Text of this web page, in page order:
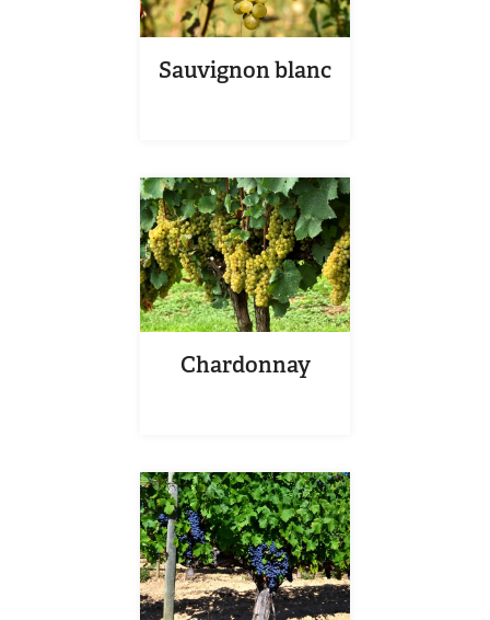
Sauvignon blanc
Chardonnay